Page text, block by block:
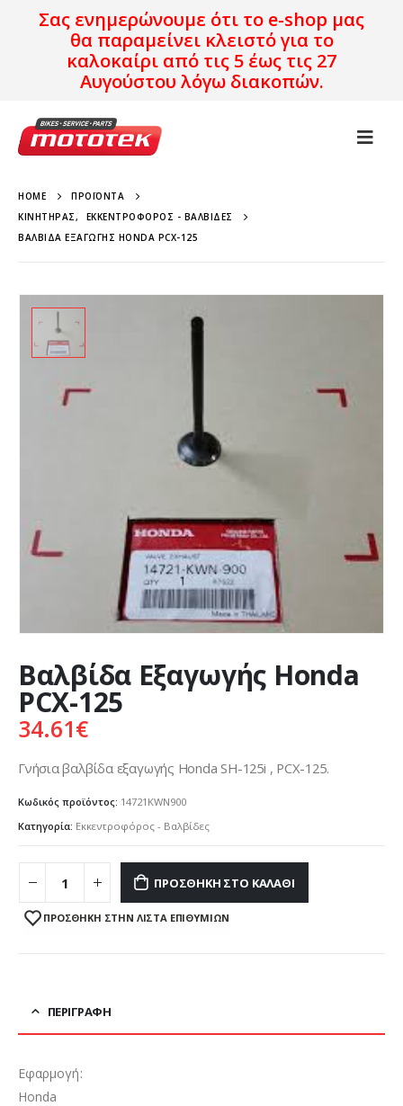
Σας ενημερώνουμε ότι το e-shop μας
θα παραμείνει κλειστό για το
καλοκαίρι από τις 5 έως τις 27
Αυγούστου λόγω διακοπών.
HOME
ΠΡΟΪΌΝΤΑ
ΚΙΝΗΤΉΡΑΣ,
ΕΚΚΕΝΤΡΟΦΌΡΟΣ - ΒΑΛΒΊΔΕΣ
ΒΑΛΒΊΔΑ ΕΞΑΓΩΓΉΣ HONDA PCX-125
Βαλβίδα Εξαγωγής Honda
PCX-125
34.61€
Γνήσια βαλβίδα εξαγωγής Honda SH-125i , PCX-125.
Κωδικός προϊόντος: 14721KWN900
Κατηγορία: Εκκεντροφόρος - Βαλβίδες
ΠΡΟΣΘΉΚΗ ΣΤΟ ΚΑΛΆΘΙ
ΠΡΌΣΘΉΚΗ ΣΤΗΝ ΛΊΣΤΑ ΕΠΙΘΥΜΙΏΝ
ΠΕΡΙΓΡΑΦΉ
Εφαρμογή:
Honda